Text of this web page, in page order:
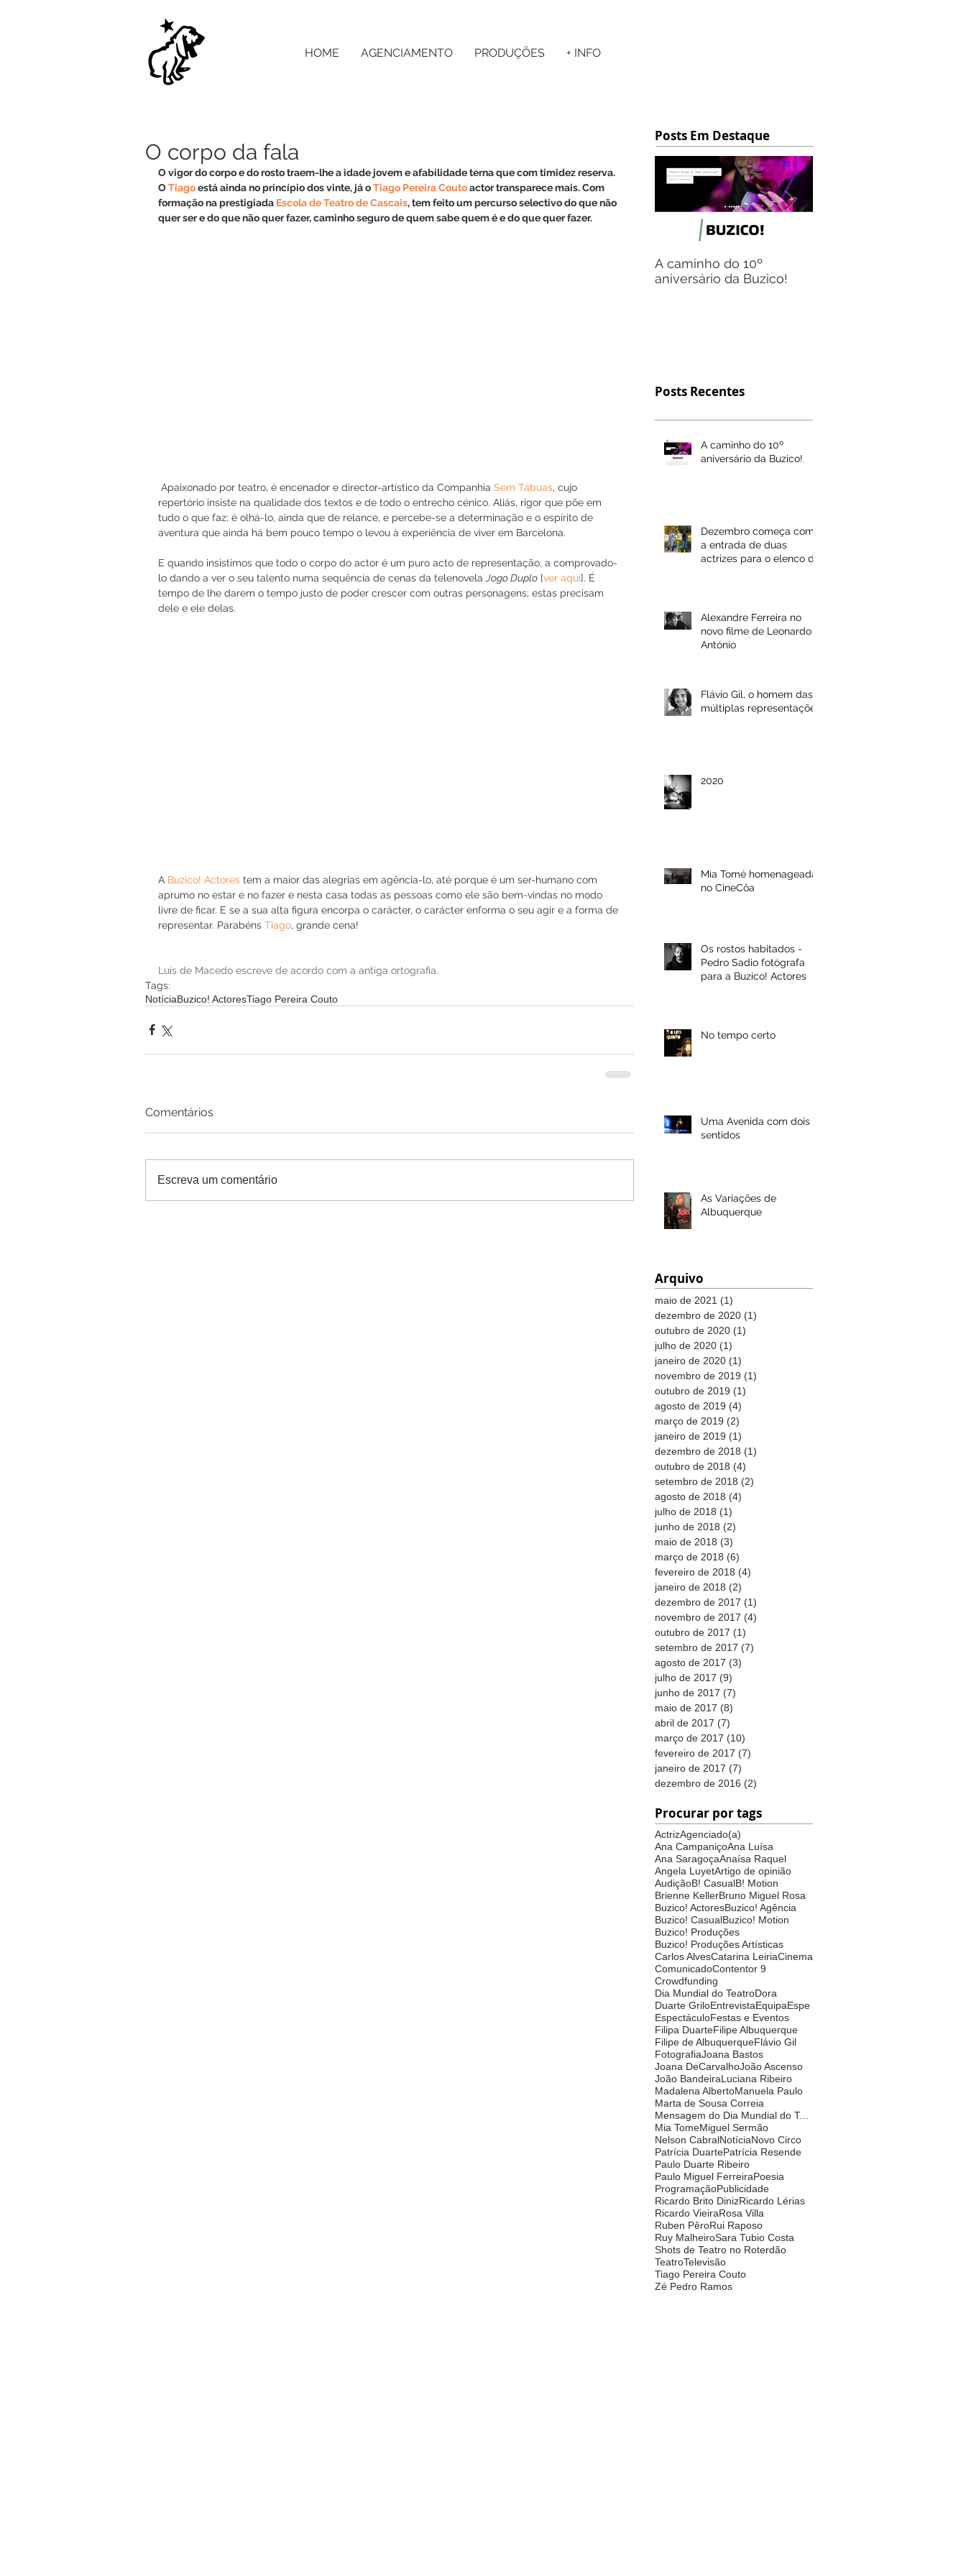
O corpo da fala
O vigor do corpo e do rosto traem-lhe a idade jovem e afabilidade terna que com timidez reserva.
O Tiago está ainda no princípio dos vinte, já o Tiago Pereira Couto actor transparece mais. Com
formação na prestigiada Escola de Teatro de Cascais, tem feito um percurso selectivo do que não
quer ser e do que não quer fazer, caminho seguro de quem sabe quem é e do que quer fazer.
Apaixonado por teatro, é encenador e director-artístico da Companhia Sem Tábuas, cujo
repertório insiste na qualidade dos textos e de todo o entrecho cénico. Aliás, rigor que põe em
tudo o que faz; é olhá-lo, ainda que de relance, e percebe-se a determinação e o espírito de
aventura que ainda há bem pouco tempo o levou à experiência de viver em Barcelona.
E quando insistimos que todo o corpo do actor é um puro acto de representação, a comprovado-
lo dando a ver o seu talento numa sequência de cenas da telenovela Jogo Duplo [ver aqui]. É
tempo de lhe darem o tempo justo de poder crescer com outras personagens; estas precisam
dele e ele delas.
A Buzico! Actores tem a maior das alegrias em agência-lo, até porque é um ser-humano com
aprumo no estar e no fazer e nesta casa todas as pessoas como ele são bem-vindas no modo
livre de ficar. E se a sua alta figura encorpa o carácter, o carácter enforma o seu agir e a forma de
representar. Parabéns Tiago, grande cena!
Luís de Macedo escreve de acordo com a antiga ortografia.
Tags:
NotíciaBuzico! ActoresTiago Pereira Couto
Comentários
Escreva um comentário
Posts Em Destaque
A caminho do 10º
aniversário da Buzico!
Posts Recentes
A caminho do 10º
aniversário da Buzico!
Dezembro começa com
a entrada de duas
actrizes para o elenco da
Alexandre Ferreira no
novo filme de Leonardo
António
Flávio Gil, o homem das
múltiplas representações
2020
Mia Tomé homenageada
no CineCôa
Os rostos habitados -
Pedro Sadio fotógrafa
para a Buzico! Actores
No tempo certo
Uma Avenida com dois
sentidos
As Variações de
Albuquerque
Arquivo
maio de 2021 (1)
dezembro de 2020 (1)
outubro de 2020 (1)
julho de 2020 (1)
janeiro de 2020 (1)
novembro de 2019 (1)
outubro de 2019 (1)
agosto de 2019 (4)
março de 2019 (2)
janeiro de 2019 (1)
dezembro de 2018 (1)
outubro de 2018 (4)
setembro de 2018 (2)
agosto de 2018 (4)
julho de 2018 (1)
junho de 2018 (2)
maio de 2018 (3)
março de 2018 (6)
fevereiro de 2018 (4)
janeiro de 2018 (2)
dezembro de 2017 (1)
novembro de 2017 (4)
outubro de 2017 (1)
setembro de 2017 (7)
agosto de 2017 (3)
julho de 2017 (9)
junho de 2017 (7)
maio de 2017 (8)
abril de 2017 (7)
março de 2017 (10)
fevereiro de 2017 (7)
janeiro de 2017 (7)
dezembro de 2016 (2)
Procurar por tags
ActrizAgenciado(a)
Ana CampaniçoAna Luísa
Ana SaragoçaAnaísa Raquel
Angela LuyetArtigo de opinião
AudiçãoB! CasualB! Motion
Brienne KellerBruno Miguel Rosa
Buzico! ActoresBuzico! Agência
Buzico! CasualBuzico! Motion
Buzico! Produções
Buzico! Produções Artísticas
Carlos AlvesCatarina LeiriaCinema
ComunicadoContentor 9
Crowdfunding
Dia Mundial do TeatroDora
Duarte GriloEntrevistaEquipaEspe
EspectáculoFestas e Eventos
Filipa DuarteFilipe Albuquerque
Filipe de AlbuquerqueFlávio Gil
FotografiaJoana Bastos
Joana DeCarvalhoJoão Ascenso
João BandeiraLuciana Ribeiro
Madalena AlbertoManuela Paulo
Marta de Sousa Correia
Mensagem do Dia Mundial do Teatro
Mia TomeMiguel Sermão
Nelson CabralNotíciaNovo Circo
Patrícia DuartePatrícia Resende
Paulo Duarte Ribeiro
Paulo Miguel FerreiraPoesia
ProgramaçãoPublicidade
Ricardo Brito DinizRicardo Lérias
Ricardo VieiraRosa Villa
Ruben PêroRui Raposo
Ruy MalheiroSara Tubio Costa
Shots de Teatro no Roterdão
TeatroTelevisão
Tiago Pereira Couto
Zé Pedro Ramos
HOME AGENCIAMENTO PRODUÇÕES + INFO